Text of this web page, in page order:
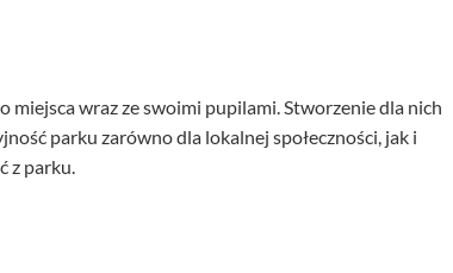
wraz ze swoimi pupilami. Stworzenie dla nich
parku zarówno dla lokalnej społeczności, jak i
z parku.